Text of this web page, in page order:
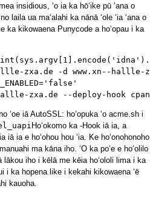
insidious, ʻo ia ka hōʻike pū ʻana o
laila ua maʻalahi ka nānā ʻole ʻia ʻana o
ka kikowaena Punycode a hoʻopau i ka
zxa.de -d www.xn--hallle-
zxa.de --deploy-hook
ʻoe iā AutoSSL: hoʻopuka ʻo acme.sh i
Hoʻokomo ka -Hook iā ia, a
iā ia e hoʻohou hou ʻia. Ke hoʻonohonoho
ma kāna iho. ʻO ka poʻe e hoʻolilo
lākou iho i kēlā me kēia hoʻololi lima i ka
i ka hopena like i kekahi kikowaena ʻē
kauoha.